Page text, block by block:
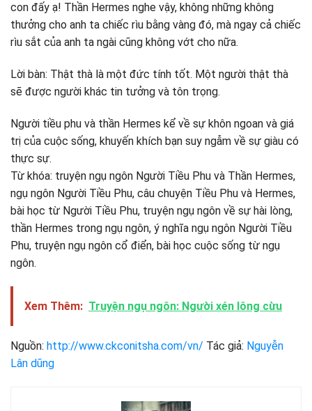
con đấy ạ! Thần Hermes nghe vậy, không những không
thưởng cho anh ta chiếc rìu bằng vàng đó, mà ngay cả chiếc
rìu sắt của anh ta ngài cũng không vớt cho nữa.
Lời bàn: Thật thà là một đức tính tốt. Một người thật thà
sẽ được người khác tin tưởng và tôn trọng.
Người tiều phu và thần Hermes kể về sự khôn ngoan và giá
trị của cuộc sống, khuyến khích bạn suy ngẫm về sự giàu có
thực sự.
Từ khóa: truyện ngụ ngôn Người Tiều Phu và Thần Hermes,
ngụ ngôn Người Tiều Phu, câu chuyện Tiều Phu và Hermes,
bài học từ Người Tiều Phu, truyện ngụ ngôn về sự hài lòng,
thần Hermes trong ngụ ngôn, ý nghĩa ngụ ngôn Người Tiều
Phu, truyện ngụ ngôn cổ điển, bài học cuộc sống từ ngụ
ngôn.
Xem Thêm: Truyện ngụ ngôn: Người xén lông cừu
Nguồn: http://www.ckconitsha.com/vn/ Tác giả: Nguyễn
Lân dũng